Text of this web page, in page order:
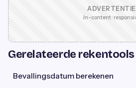
ADVERTENTIE
In-content ·
Gerelateerde rekentools
Bevallingsdatum berekenen